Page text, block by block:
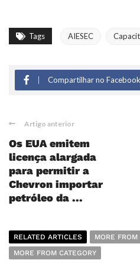
Tags AIESEC
Compartilhar no Facebook
Artigo anterior
Os EUA emitem
licença alargada
para permitir a
Chevron importar
petróleo da ...
RELATED ARTICLES
MORE
MORE FROM CATEGORY